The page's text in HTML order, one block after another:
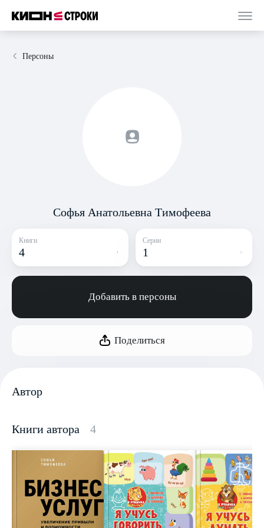
Персоны
Софья Анатольевна Тимофеева
Книги
4
Серии
1
Добавить в персоны
Поделиться
Автор
Книги автора 4